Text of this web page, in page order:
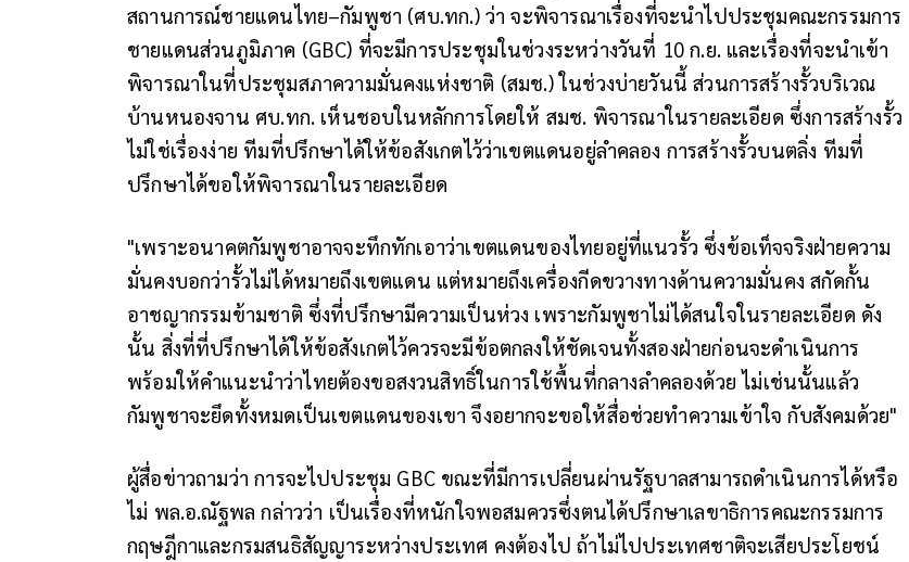
สถานการณ์ชายแดนไทย–กัมพูชา (ศบ.ทก.) ว่า จะพิจารณาเรื่องที่จะนำไปประชุมคณะกรรมการ
ชายแดนส่วนภูมิภาค (GBC) ที่จะมีการประชุมในช่วงระหว่างวันที่ 10 ก.ย. และเรื่องที่จะนำเข้า
พิจารณาในที่ประชุมสภาความมั่นคงแห่งชาติ (สมช.) ในช่วงบ่ายวันนี้ ส่วนการสร้างรั้วบริเวณ
บ้านหนองจาน ศบ.ทก. เห็นชอบในหลักการโดยให้ สมช. พิจารณาในรายละเอียด ซึ่งการสร้างรั้ว
ไม่ใช่เรื่องง่าย ทีมที่ปรึกษาได้ให้ข้อสังเกตไว้ว่าเขตแดนอยู่ลำคลอง การสร้างรั้วบนตลิ่ง ทีมที่
ปรึกษาได้ขอให้พิจารณาในรายละเอียด
"เพราะอนาคตกัมพูชาอาจจะทึกทักเอาว่าเขตแดนของไทยอยู่ที่แนวรั้ว ซึ่งข้อเท็จจริงฝ่ายความ
มั่นคงบอกว่ารั้วไม่ได้หมายถึงเขตแดน แต่หมายถึงเครื่องกีดขวางทางด้านความมั่นคง สกัดกั้น
อาชญากรรมข้ามชาติ ซึ่งที่ปรึกษามีความเป็นห่วง เพราะกัมพูชาไม่ได้สนใจในรายละเอียด ดัง
นั้น สิ่งที่ที่ปรึกษาได้ให้ข้อสังเกตไว้ควรจะมีข้อตกลงให้ชัดเจนทั้งสองฝ่ายก่อนจะดำเนินการ
พร้อมให้คำแนะนำว่าไทยต้องขอสงวนสิทธิ์ในการใช้พื้นที่กลางลำคลองด้วย ไม่เช่นนั้นแล้ว
กัมพูชาจะยึดทั้งหมดเป็นเขตแดนของเขา จึงอยากจะขอให้สื่อช่วยทำความเข้าใจ กับสังคมด้วย"
ผู้สื่อข่าวถามว่า การจะไปประชุม GBC ขณะที่มีการเปลี่ยนผ่านรัฐบาลสามารถดำเนินการได้หรือ
ไม่ พล.อ.ณัฐพล กล่าวว่า เป็นเรื่องที่หนักใจพอสมควรซึ่งตนได้ปรึกษาเลขาธิการคณะกรรมการ
กฤษฎีกาและกรมสนธิสัญญาระหว่างประเทศ คงต้องไป ถ้าไม่ไปประเทศชาติจะเสียประโยชน์